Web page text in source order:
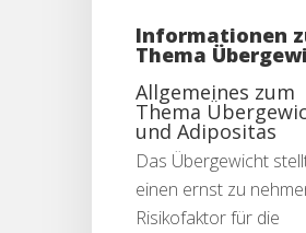
Informationen
Thema
Allgemeines zum
Thema
und Adipositas
Das Übergewicht
einen ernst zu
Risikofaktor für die